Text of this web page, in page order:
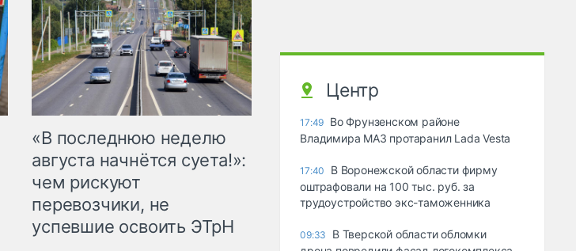
«В последнюю неделю
августа начнётся суета!»:
чем рискуют
перевозчики, не
успевшие освоить ЭТрН
Центр
17:49 Во Фрунзенском районе
Владимира МАЗ протаранил Lada Vesta
17:40
В Воронежской области фирму
оштрафовали на 100 тыс. руб. за
трудоустройство экс-таможенника
09:33
В Тверской области обломки